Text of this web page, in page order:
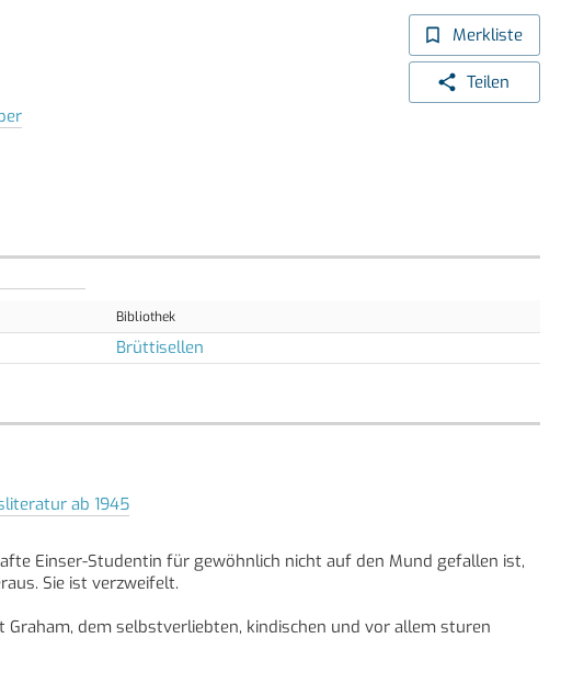
Merkliste
Teilen
Bibliothek
Brüttisellen
ab 1945
Einser-Studentin für gewöhnlich nicht auf den Mund gefallen ist,
Sie ist verzweifelt.
dem selbstverliebten, kindischen und vor allem sturen